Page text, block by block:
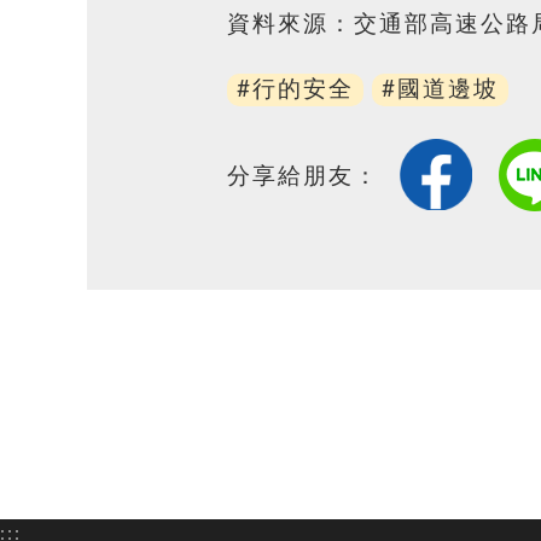
資料來源：交通部高速公路
#行的安全 #國道邊坡
分享給朋友：
:::